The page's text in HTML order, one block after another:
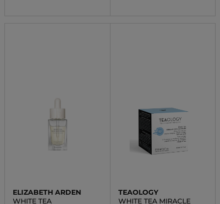
ELIZABETH ARDEN
WHITE TEA
TEAOLOGY
WHITE TEA MIRACLE